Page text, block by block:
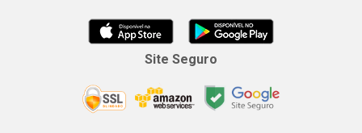
Site Seguro